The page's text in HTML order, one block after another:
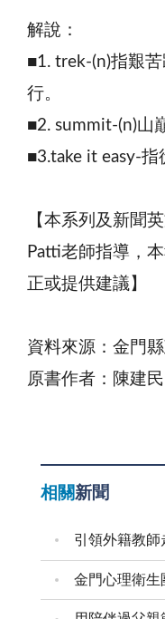
解說：
■1. trek-(n)指艱
行。
■2. summit-(n)山
■3.take it easy-指
【本系列及新聞
Patti老師指導，
正或提供建議】
資料來源：金門
原書作者：陳建
相關新聞
引領外籍教